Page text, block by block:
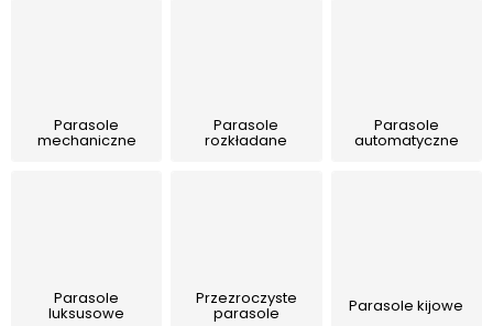
Kolekcja
Parasole
mechaniczne
Parasole
rozkładane
Parasole
automatyczne
Parasole
luksusowe
Przezroczyste
parasole Parasole kijowe